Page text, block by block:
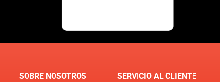
SOBRE NOSOTROS
SERVICIO AL CLIENTE